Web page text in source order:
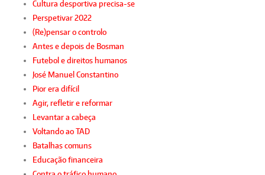
Cultura desportiva precisa-se
Perspetivar 2022
(Re)pensar o controlo
Antes e depois de Bosman
Futebol e direitos humanos
José Manuel Constantino
Pior era difícil
Agir, refletir e reformar
Levantar a cabeça
Voltando ao TAD
Batalhas comuns
Educação financeira